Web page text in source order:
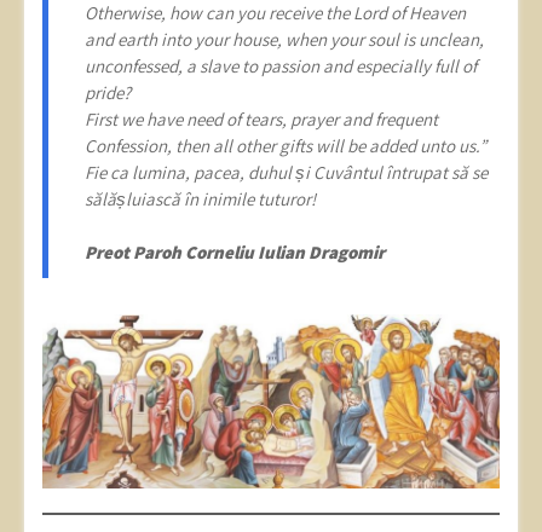
Otherwise, how can you receive the Lord of Heaven
and earth into your house, when your soul is unclean,
unconfessed, a slave to passion and especially full of
pride?
First we have need of tears, prayer and frequent
Confession, then all other gifts will be added unto us.”
Fie ca lumina, pacea, duhul și Cuvântul întrupat să se
sălășluiască în inimile tuturor!
Preot Paroh Corneliu Iulian Dragomir